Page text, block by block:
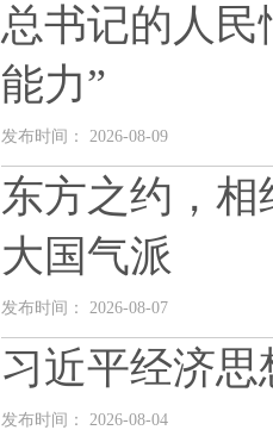
总书记的人民
能力”
发布时间： 2026-08-09
东方之约，
大国气派
发布时间： 2026-08-07
习近平经济
发布时间： 2026-08-04